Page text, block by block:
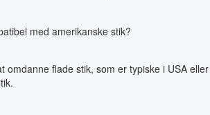
med amerikanske stik?
omdanne flade stik, som er typiske i USA eller